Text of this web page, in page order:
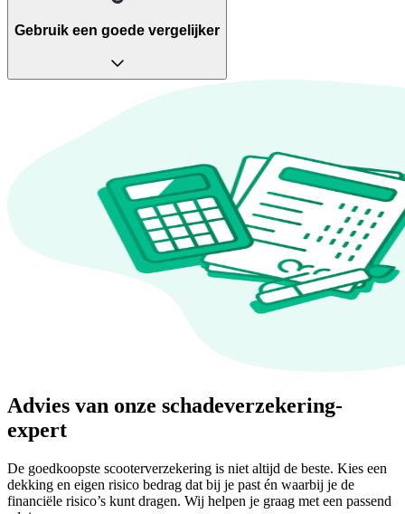
Gebruik een goede vergelijker
Advies van onze schadeverzekering-
expert
De goedkoopste scooterverzekering is niet altijd de beste. Kies een
dekking en eigen risico bedrag dat bij je past én waarbij je de
financiële risico’s kunt dragen. Wij helpen je graag met een passend